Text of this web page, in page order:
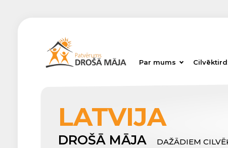
Par mums
LATVIJA
DROŠĀ MĀJA DAŽĀDIEM